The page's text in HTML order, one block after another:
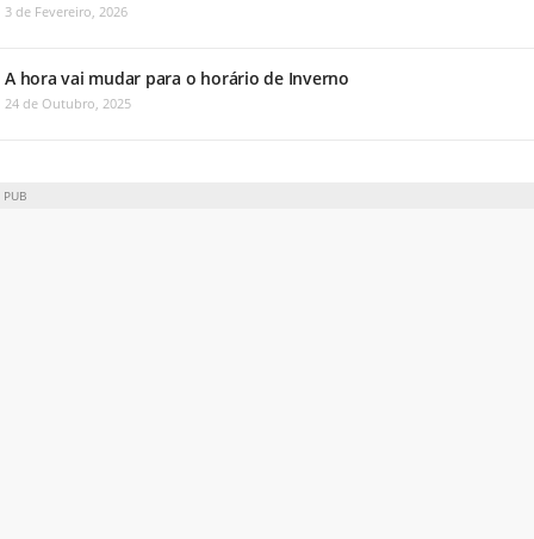
3 de Fevereiro, 2026
A hora vai mudar para o horário de Inverno
24 de Outubro, 2025
PUB